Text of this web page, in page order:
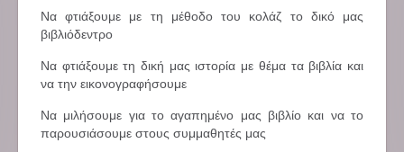
Να φτιάξουμε με τη μέθοδο του κολάζ το δικό μας
βιβλιόδεντρο
Να φτιάξουμε τη δική μας ιστορία με θέμα τα βιβλία και
να την εικονογραφήσουμε
Να μιλήσουμε για το αγαπημένο μας βιβλίο και να το
παρουσιάσουμε στους συμμαθητές μας